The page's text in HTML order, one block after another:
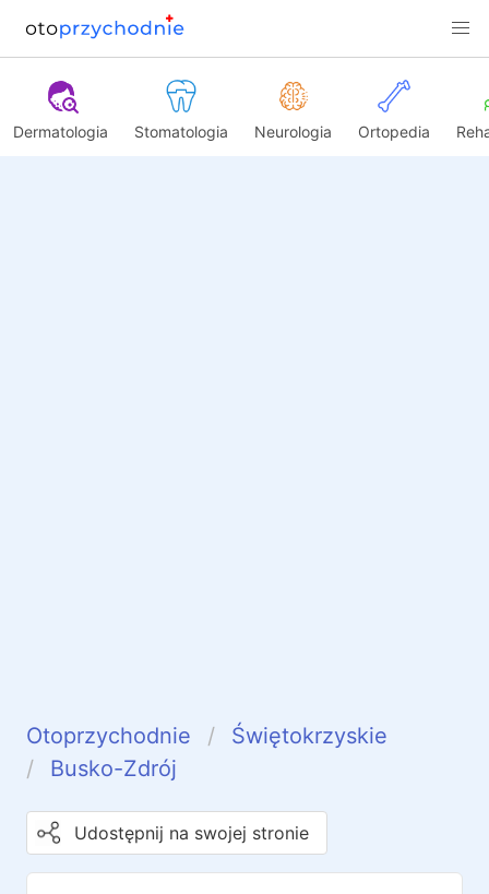
Dermatologia Stomatologia Neurologia Ortopedia
Otoprzychodnie
Świętokrzyskie
Busko-Zdrój
Udostępnij na swojej stronie